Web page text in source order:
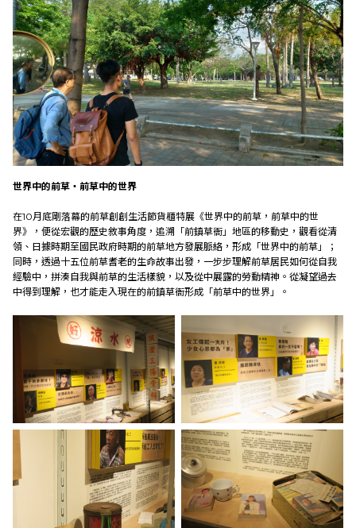
世界中的前草‧前草中的世界
在10月底剛落幕的前草創創生活節貨櫃特展《世界中的前草，前草中的世
界》，便從宏觀的歷史敘事角度，追溯「前鎮草衙」地區的移動史，觀看從清
領、日據時期至國民政府時期的前草地方發展脈絡，形成「世界中的前草」；
同時，透過十五位前草耆老的生命故事出發，一步步理解前草居民如何從自我
經驗中，拼湊自我與前草的生活樣貌，以及從中展露的勞動精神。從凝望過去
中得到理解，也才能走入現在的前鎮草衙形成「前草中的世界」。